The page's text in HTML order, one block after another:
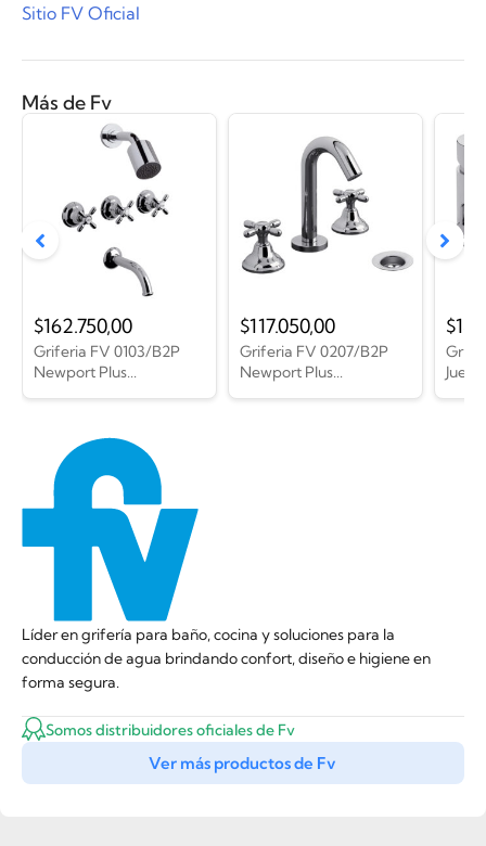
Sitio FV Oficial
Más de Fv
Líder en grifería para baño, cocina y soluciones para la
conducción de agua brindando confort, diseño e higiene en
forma segura.
Somos distribuidores oficiales de Fv
Ver más productos de Fv
Griferia FV 0103/B2P
Newport Plus...
$162.750,00
Griferia FV 0207/B2P
Newport Plus...
$117.050,00 $